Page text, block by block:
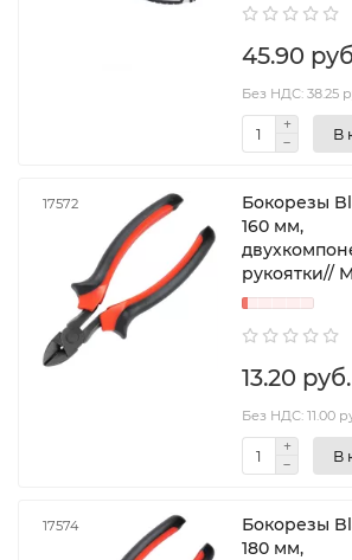
45.90
Без НДС: 38.25
В
17572
Бокорезы
160 мм,
рукоятки//
13.20 руб.
Без НДС: 11.00
В
17574
Бокорезы
180 мм,